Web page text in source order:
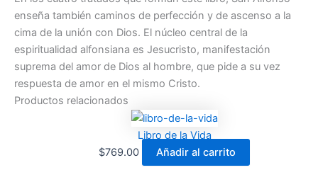
enseña también caminos de perfección y de ascenso a la
cima de la unión con Dios. El núcleo central de la
espiritualidad alfonsiana es Jesucristo, manifestación
suprema del amor de Dios al hombre, que pide a su vez
respuesta de amor en el mismo Cristo.
Productos relacionados
Libro de la Vida
$769.00 Añadir al carrito